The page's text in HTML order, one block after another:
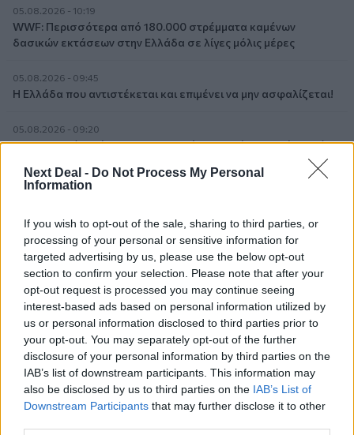
Next Deal - Do Not Process My Personal
Information
If you wish to opt-out of the sale, sharing to third parties, or
processing of your personal or sensitive information for
targeted advertising by us, please use the below opt-out
section to confirm your selection. Please note that after your
opt-out request is processed you may continue seeing
interest-based ads based on personal information utilized by
us or personal information disclosed to third parties prior to
your opt-out. You may separately opt-out of the further
disclosure of your personal information by third parties on the
IAB’s list of downstream participants. This information may
also be disclosed by us to third parties on the IAB’s List of
Downstream Participants that may further disclose it to other
05.08.2026 - 10:19
WWF: Περισσότερα από 180.000 στρέμματα καμένων
δασικών εκτάσεων στην Ελλάδα σε λίγες μόλις μέρες
05.08.2026 - 09:45
Η Ελλάδα που αντιστέκεται και επιμένει να μην ασφαλίζεται!
05.08.2026 - 09:20
Καλοκαιρινό ταξίδι: Οι 8 συμβουλές που αξίζει να δώσει κάθε
πιστωτική επέκταση των ελληνικών τραπεζών, το «πάρτι»
στις αγορές, οι «κρυμμένες» αξίες της ΓΕΚ ΤΕΡΝΑ
05.08.2026 - 08:37
Ιωάννης Μπολέτης – ΩΝΑΣΕΙΟ
04.08.2026 - 15:33
ERGO Hellas: Μέτρα στήριξης για τους πληγέντες
ασφαλισμένους της από τις πυρκαγιές
Τράπεζα Κύπρου: Ενισχυμένες κατά 31% οι ασφαλιστικές
υπηρεσίες - Κέρδη €252 εκατ. (+7%) και ROTE 18.8% στο